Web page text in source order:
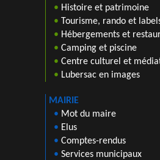
• Histoire et patrimoine
• Tourisme, rando et
• Hébergements et
• Camping et piscine
• Centre culturel et
• Lubersac en images
MAIRIE
• Mot du maire
• Elus
• Comptes-rendus
• Services municipaux